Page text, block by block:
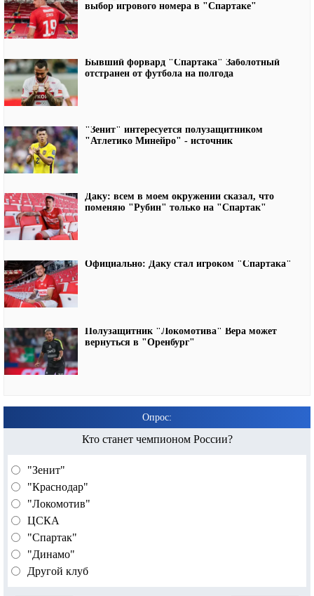
выбор игрового номера в "Спартаке"
Бывший форвард "Спартака" Заболотный
отстранен от футбола на полгода
"Зенит" интересуется полузащитником
"Атлетико Минейро" - источник
Даку: всем в моем окружении сказал, что
поменяю "Рубин" только на "Спартак"
Официально: Даку стал игроком "Спартака"
Полузащитник "Локомотива" Вера может
вернуться в "Оренбург"
Опрос:
Кто станет чемпионом России?
"Зенит"
"Краснодар"
"Локомотив"
ЦСКА
"Спартак"
"Динамо"
Другой клуб